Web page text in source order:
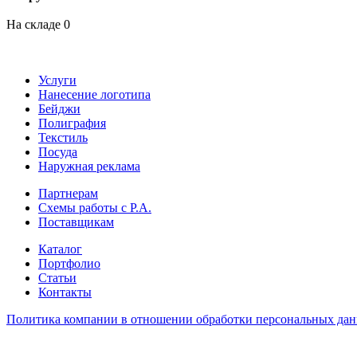
На складе 0
Услуги
Нанесение логотипа
Бейджи
Полиграфия
Текстиль
Посуда
Наружная реклама
Партнерам
Схемы работы с Р.А.
Поставщикам
Каталог
Портфолио
Статьи
Контакты
Политика компании в отношении обработки персональных